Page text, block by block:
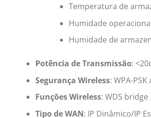
Temperatura de
Humidade
Humidade de
Potência de Transmissão:
Segurança Wireless: WPA-PSK
Funções Wireless: WDS bridge
Tipo de WAN: IP Dinâmico/IP